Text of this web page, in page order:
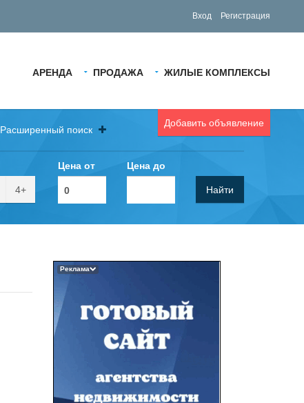
Вход Регистрация
АРЕНДА ПРОДАЖА ЖИЛЫЕ КОМПЛЕКСЫ
Добавить объявление
Расширенный поиск
4+
Цена от Цена до
Найти
Реклама